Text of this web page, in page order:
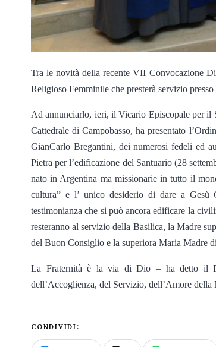
Tra le novità della recente VII Convocazione
Religioso Femminile che presterà servizio
Ad annunciarlo, ieri, il Vicario Episcopale per il
Cattedrale di Campobasso, ha presentato
GianCarlo Bregantini, dei numerosi fedeli ed
Pietra per l’edificazione del Santuario (28
nato in Argentina ma missionarie in tutto il
cultura” e l’ unico desiderio di dare a Gesù
testimonianza che si può ancora edificare la
resteranno al servizio della Basilica, la Madre
del Buon Consiglio e la superiora Maria Madre
La Fraternità è la via di Dio – ha detto il
dell’Accoglienza, del Servizio, dell’Amore
CONDIVIDI: